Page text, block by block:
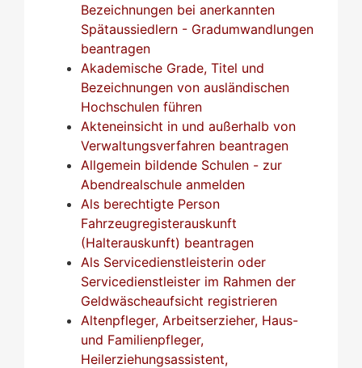
Bezeichnungen bei anerkannten
Spätaussiedlern - Gradumwandlungen
beantragen
Akademische Grade, Titel und
Bezeichnungen von ausländischen
Hochschulen führen
Akteneinsicht in und außerhalb von
Verwaltungsverfahren beantragen
Allgemein bildende Schulen - zur
Abendrealschule anmelden
Als berechtigte Person
Fahrzeugregisterauskunft
(Halterauskunft) beantragen
Als Servicedienstleisterin oder
Servicedienstleister im Rahmen der
Geldwäscheaufsicht registrieren
Altenpfleger, Arbeitserzieher, Haus-
und Familienpfleger,
Heilerziehungsassistent,